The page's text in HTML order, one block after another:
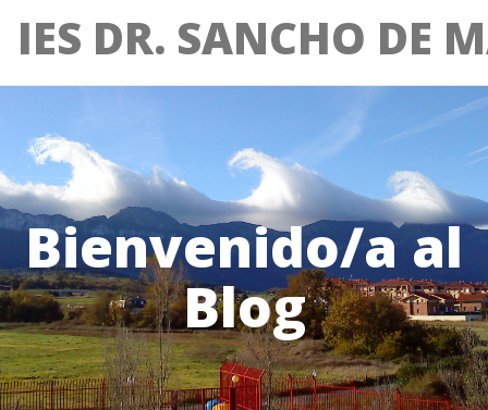
IES DR. SANCHO DE
Bienvenido/a al
Blog